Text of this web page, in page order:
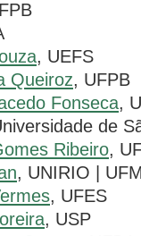
, UEFS
Queiroz, UFPB
Fonseca,
de
Ribeiro,
, UNIRIO |
, UFES
, USP